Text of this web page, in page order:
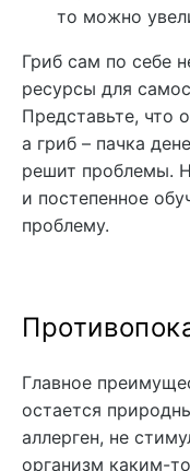
то можно
Гриб сам по себе
ресурсы для
Представьте, что
а гриб – пачка
решит проблемы.
и постепенное
проблему.
Главное
остается
аллерген, не
организм каким-